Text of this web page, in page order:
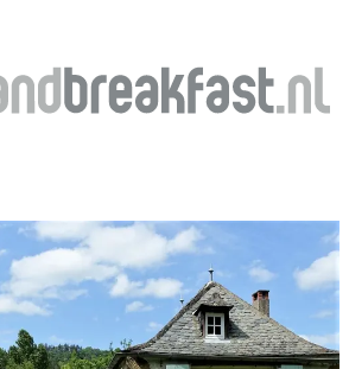
in het
pagina is niet beschikbaar in het